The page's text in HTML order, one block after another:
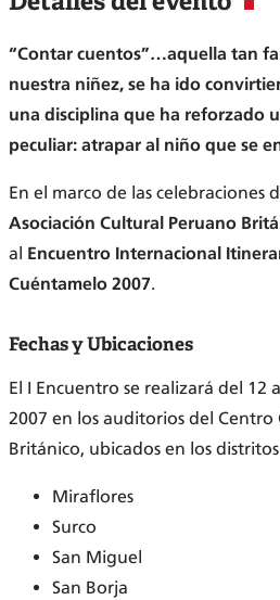
“Contar cuentos”…aquella tan
nuestra niñez, se ha ido
una disciplina que ha reforzado
peculiar: atrapar al niño que se
En el marco de las celebraciones
Asociación Cultural Peruano
al Encuentro Internacional
Cuéntamelo 2007.
Fechas y Ubicaciones
El I Encuentro se realizará del 12
2007 en los auditorios del Centro
Británico, ubicados en los
Miraflores
Surco
San Miguel
San Borja